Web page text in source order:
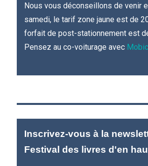
Nous vous déconseillons de venir
samedi, le tarif zone jaune est de
forfait de post-stationnement est
Pensez au co-voiturage avec
Inscrivez-vous à la
Festival des livres d'en